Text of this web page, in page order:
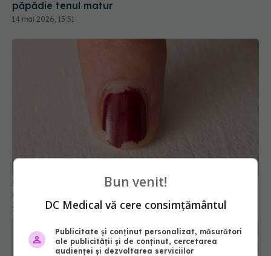
14 mai 2026, 15:51
unghii. Ce indică despre sănătatea unghiilor
21 ian 2026, 11:05
Bun venit!
DC Medical vă cere consimțământul
Publicitate și conținut personalizat, măsurători
ale publicității și de conținut, cercetarea
audienței și dezvoltarea serviciilor